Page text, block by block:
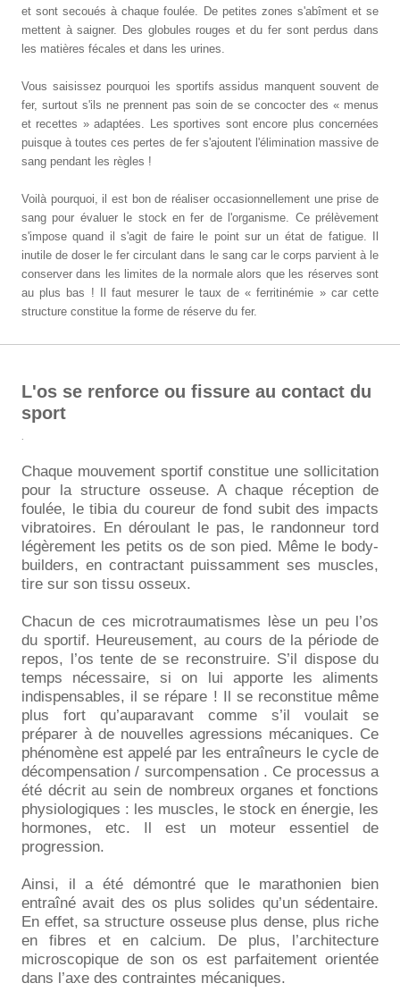
et sont secoués à chaque foulée. De petites zones s'abîment et se
mettent à saigner. Des globules rouges et du fer sont perdus dans
les matières fécales et dans les urines.
Vous saisissez pourquoi les sportifs assidus manquent souvent de
fer, surtout s'ils ne prennent pas soin de se concocter des « menus
et recettes » adaptées. Les sportives sont encore plus concernées
puisque à toutes ces pertes de fer s'ajoutent l'élimination massive de
sang pendant les règles !
Voilà pourquoi, il est bon de réaliser occasionnellement une prise de
sang pour évaluer le stock en fer de l'organisme. Ce prélèvement
s'impose quand il s'agit de faire le point sur un état de fatigue. Il
inutile de doser le fer circulant dans le sang car le corps parvient à le
conserver dans les limites de la normale alors que les réserves sont
au plus bas ! Il faut mesurer le taux de « ferritinémie » car cette
structure constitue la forme de réserve du fer.
L'os se renforce ou fissure au contact du
sport
Chaque mouvement sportif constitue une sollicitation
pour la structure osseuse. A chaque réception de
foulée, le tibia du coureur de fond subit des impacts
vibratoires. En déroulant le pas, le randonneur tord
légèrement les petits os de son pied. Même le body-
builders, en contractant puissamment ses muscles,
tire sur son tissu osseux.
Chacun de ces microtraumatismes lèse un peu l’os
du sportif. Heureusement, au cours de la période de
repos, l’os tente de se reconstruire. S’il dispose du
temps nécessaire, si on lui apporte les aliments
indispensables, il se répare ! Il se reconstitue même
plus fort qu’auparavant comme s’il voulait se
préparer à de nouvelles agressions mécaniques. Ce
phénomène est appelé par les entraîneurs le cycle de
décompensation / surcompensation . Ce processus a
été décrit au sein de nombreux organes et fonctions
physiologiques : les muscles, le stock en énergie, les
hormones, etc. Il est un moteur essentiel de
progression.
Ainsi, il a été démontré que le marathonien bien
entraîné avait des os plus solides qu’un sédentaire.
En effet, sa structure osseuse plus dense, plus riche
en fibres et en calcium. De plus, l’architecture
microscopique de son os est parfaitement orientée
dans l’axe des contraintes mécaniques.